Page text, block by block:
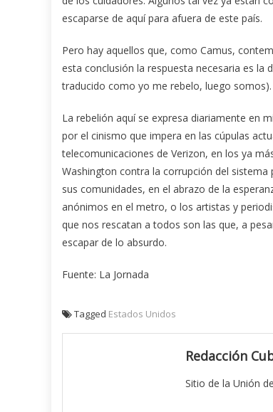
escaparse de aquí para afuera de este país.
Pero hay aquellos que, como Camus,
esta conclusión la respuesta necesaria es
traducido como yo me rebelo, luego somos).
La rebelión aquí se expresa diariamente en
por el cinismo que impera en las cúpulas
telecomunicaciones de Verizon, en los ya
Washington contra la corrupción del
sus comunidades, en el abrazo de la
anónimos en el metro, o los artistas y
que nos rescatan a todos son las que, a
escapar de lo absurdo.
Fuente: La Jornada
Tagged Estados Unidos
Redacción
Sitio de la Unión